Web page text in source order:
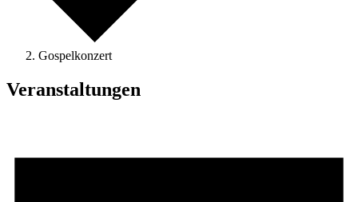
Gospelkonzert
Veranstaltungen